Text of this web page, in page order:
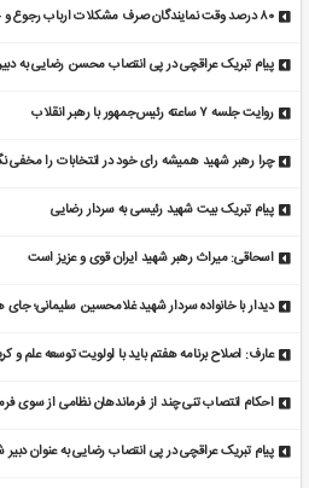
۸۰ درصد وقت نمایندگان صرف مشکلات ارباب رجوع و حوزه انتخابیه می‌شود
پیام تبریک عراقچی در پی انتصاب محسن رضایی به
روایت جلسه ۷ ساعته رئیس‌جمهور با رهبر انقلاب
چرا رهبر شهید همیشه رای خود در انتخابات را
پیام تبریک بیت شهید رئیسی به سردار رضایی
اسحاقی: میراث رهبر شهید ایران قوی و عزیز است
دیدار با خانواده سردار شهید غلامحسین سلیمانی؛
عارف: اصلاح برنامه هفتم باید با اولویت توسعه علم و
احکام انتصاب تنی چند از فرماندهان نظامی از سوی
پیام تبریک عراقچی در پی انتصاب رضایی به عنوان